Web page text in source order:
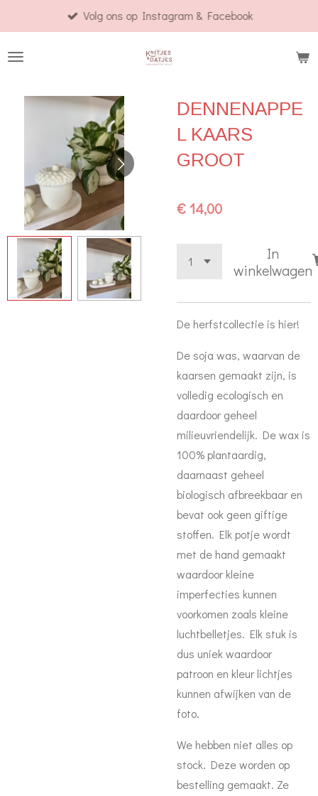
direct
naar
hoofdinhoud
Volg ons op Instagram & Facebook
DENNENAPPE
L KAARS
GROOT
€ 14,00
In
winkelwagen
De herfstcollectie is hier!
De soja was, waarvan de
kaarsen gemaakt zijn, is
volledig ecologisch en
daardoor geheel
milieuvriendelijk. De wax is
100% plantaardig,
daarnaast geheel
biologisch afbreekbaar en
bevat ook geen giftige
stoffen. Elk potje wordt
met de hand gemaakt
waardoor kleine
imperfecties kunnen
voorkomen zoals kleine
luchtbelletjes. Elk stuk is
dus uniek waardoor
patroon en kleur lichtjes
kunnen afwijken van de
foto.
We hebben niet alles op
stock. Deze worden op
bestelling gemaakt. Ze